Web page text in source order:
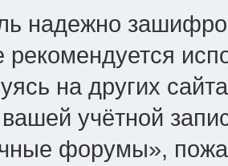
надежно
рекомендуется
на других
вашей учётной
форумы»,